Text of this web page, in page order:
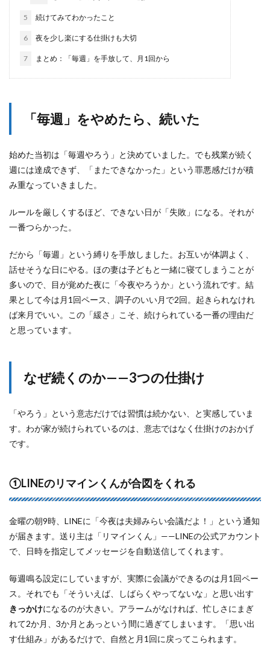
5 続けてみてわかったこと
6 夜を少し楽にする仕掛けも大切
7 まとめ：「毎週」を手放して、月1回から
「毎週」をやめたら、続いた
始めた当初は「毎週やろう」と決めていました。でも残業が続く
週には達成できず、「またできなかった」という罪悪感だけが積
み重なっていきました。
ルールを厳しくするほど、できない日が「失敗」になる。それが
一番つらかった。
だから「毎週」という縛りを手放しました。お互いが体調よく、
話せそうな日にやる。ほの妻は子どもと一緒に寝てしまうことが
多いので、目が覚めた夜に「今夜やろうか」という流れです。結
果として今は月1回ペース、調子のいい月で2回。起きられなけれ
ば来月でいい。この「緩さ」こそ、続けられている一番の理由だ
と思っています。
なぜ続くのか——3つの仕掛け
「やろう」という意志だけでは習慣は続かない、と実感していま
す。わが家が続けられているのは、意志ではなく仕掛けのおかげ
です。
①LINEのリマインくんが合図をくれる
金曜の朝9時、LINEに「今夜は夫婦みらい会議だよ！」という通知
が届きます。送り主は「リマインくん」——LINEの公式アカウント
で、日時を指定してメッセージを自動送信してくれます。
毎週鳴る設定にしていますが、実際に会議ができるのは月1回ペー
ス。それでも「そういえば、しばらくやってないな」と思い出す
きっかけになるのが大きい。アラームがなければ、忙しさにまぎ
れて2か月、3か月とあっという間に過ぎてしまいます。「思い出
す仕組み」があるだけで、自然と月1回に戻ってこられます。